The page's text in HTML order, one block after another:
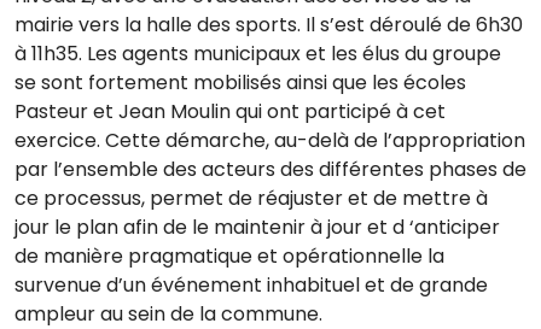
mairie vers la halle des sports. Il s’est déroulé de 6h30
à 11h35. Les agents municipaux et les élus du groupe
se sont fortement mobilisés ainsi que les écoles
Pasteur et Jean Moulin qui ont participé à cet
exercice. Cette démarche, au-delà de l’appropriation
par l’ensemble des acteurs des différentes phases de
ce processus, permet de réajuster et de mettre à
jour le plan afin de le maintenir à jour et d ‘anticiper
de manière pragmatique et opérationnelle la
survenue d’un événement inhabituel et de grande
ampleur au sein de la commune.